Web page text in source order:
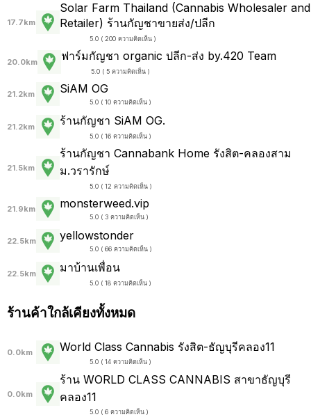
17.7km
Solar Farm Thailand (Cannabis Wholesaler and
Retailer) ร้านกัญชาขายส่ง/ปลีก
5.0 ( 200 ความคิดเห็น )
20.0km ฟาร์มกัญชา organic ปลีก-ส่ง by.420 Team
5.0 ( 5 ความคิดเห็น )
21.2km SiAM OG
5.0 ( 10 ความคิดเห็น )
21.2km ร้านกัญชา SiAM OG.
5.0 ( 16 ความคิดเห็น )
21.5km
ร้านกัญชา Cannabank Home รังสิต-คลองสาม
ม.วรารักษ์
5.0 ( 12 ความคิดเห็น )
21.9km monsterweed.vip
5.0 ( 3 ความคิดเห็น )
22.5km yellowstonder
5.0 ( 66 ความคิดเห็น )
22.5km มาบ้านเพื่อน
5.0 ( 18 ความคิดเห็น )
ร้านค้าใกล้เคียงทั้งหมด
0.0km World Class Cannabis รังสิต-ธัญบุรีคลอง11
5.0 ( 14 ความคิดเห็น )
0.0km
ร้าน WORLD CLASS CANNABIS สาขาธัญบุรี
คลอง11
5.0 ( 6 ความคิดเห็น )